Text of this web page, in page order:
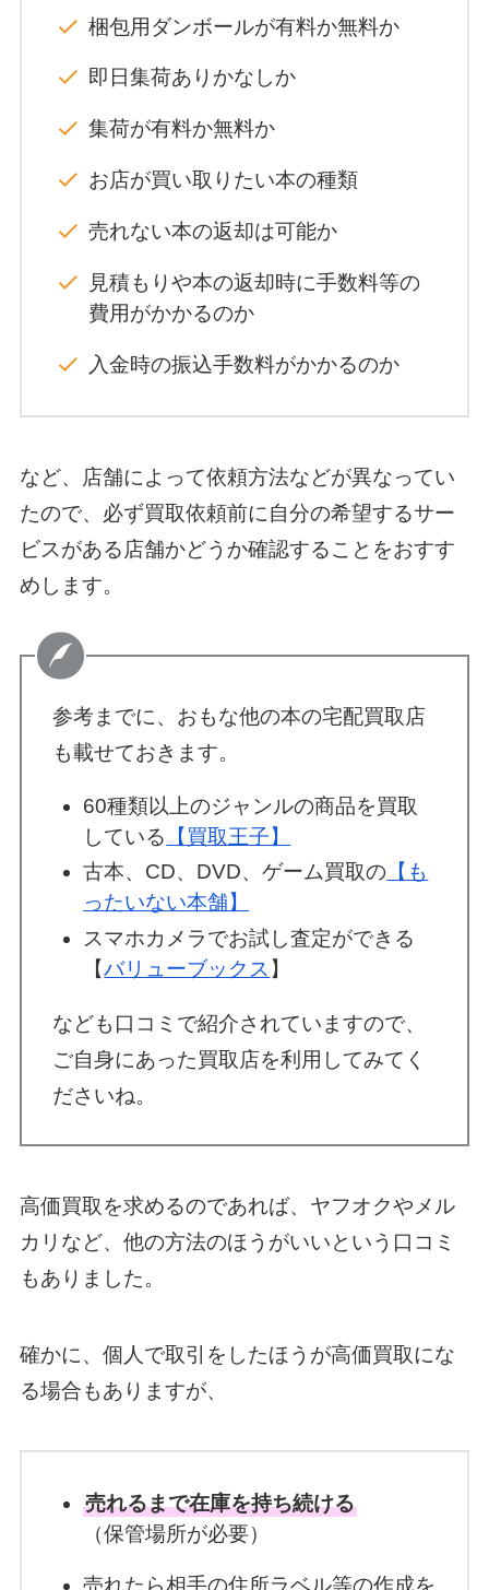
梱包用ダンボールが有料か無料か
即日集荷ありかなしか
集荷が有料か無料か
お店が買い取りたい本の種類
売れない本の返却は可能か
見積もりや本の返却時に手数料等の
費用がかかるのか
入金時の振込手数料がかかるのか
など、店舗によって依頼方法などが異なってい
たので、必ず買取依頼前に自分の希望するサー
ビスがある店舗かどうか確認することをおすす
めします。
参考までに、おもな他の本の宅配買取店
も載せておきます。
60種類以上のジャンルの商品を買取
している
【買取王子】
古本、CD、DVD、ゲーム買取の 【も
ったいない本舗】
スマホカメラでお試し査定ができる
【バリューブックス 】
なども口コミで紹介されていますので、
ご自身にあった買取店を利用してみてく
ださいね。
高価買取を求めるのであれば、ヤフオクやメル
カリなど、他の方法のほうがいいという口コミ
もありました。
確かに、個人で取引をしたほうが高価買取にな
る場合もありますが、
売れるまで在庫を持ち続ける
（保管場所が必要）
売れたら相手の住所ラベル等の作成を